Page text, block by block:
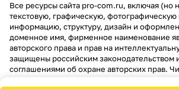
Все ресурсы сайта pro-com.ru, включая (но
текстовую, графическую, фотографическую
информацию, структуру, дизайн и
доменное имя, фирменное наименование
авторского права и прав на
защищены российским
соглашениями об охране авторских прав.